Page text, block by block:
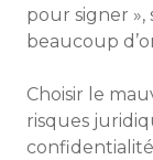
pour signer
beaucoup
Choisir le
risques